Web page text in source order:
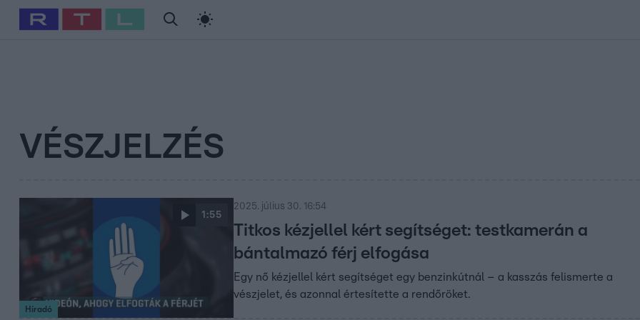
Babits Marcella Szellő István Most Wanted
VÉSZJELZÉS
1:55
Híradó
2025. július 30. 16:54
Titkos kézjellel kért segítséget: testkamerán a
bántalmazó férj elfogása
Egy nő kézjellel kért segítséget egy benzinkútnál – a kasszás felismerte a
vészjelet, és azonnal értesítette a rendőröket.